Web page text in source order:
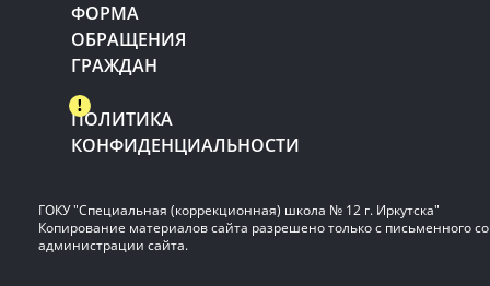
ФОРМА
ОБРАЩЕНИЯ
ГРАЖДАН
ПОЛИТИКА
КОНФИДЕНЦИАЛЬНОСТИ
ГОКУ "Специальная (коррекционная) школа № 12 г. Иркутска"
Копирование материалов сайта разрешено только с письменного
администрации сайта.